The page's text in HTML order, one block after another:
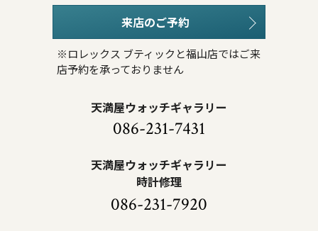
来店のご予約
※ロレックス ブティックと福山店ではご来
店予約を承っておりません
天満屋ウォッチギャラリー
086-231-7431
天満屋ウォッチギャラリー
時計修理
086-231-7920